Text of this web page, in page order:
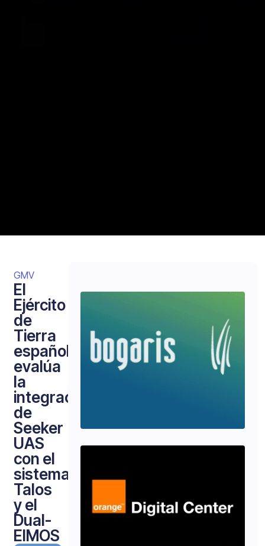
GMV
El
Ejército
de
Tierra
español
evalúa
la
integración
de
Seeker
UAS
con el
sistema
Talos
y el
Dual-
EIMOS